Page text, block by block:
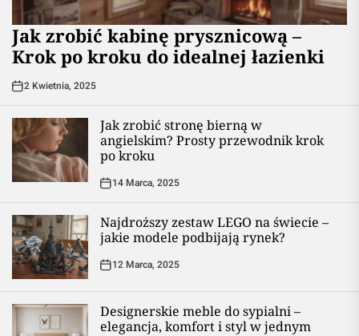
Jak zrobić kabinę prysznicową –
Krok po kroku do idealnej łazienki
2 Kwietnia, 2025
Jak zrobić stronę bierną w
angielskim? Prosty przewodnik krok
po kroku
14 Marca, 2025
Najdroższy zestaw LEGO na świecie –
jakie modele podbijają rynek?
12 Marca, 2025
Designerskie meble do sypialni –
elegancja, komfort i styl w jednym